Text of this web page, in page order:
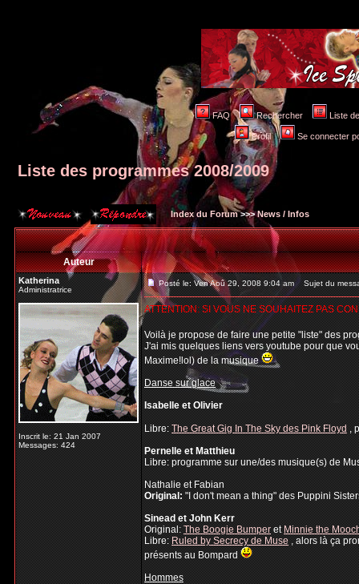
FAQ Rechercher Liste
Profil Se connecter
Liste des programmes 2008/2009
Index du Forum>>>News / Infos
Auteur
Katherina
Administratrice
Inscrit le: 21 Jan 2007
Messages: 424
Posté le: Ven Aoû 29, 2008 9:04 am Sujet du
ATTENTION: SI VOUS NE SOUHAITEZ PAS
Voilà je propose de faire une petite "liste" des
J'ai mis quelques liens vers youtube pour que
Maxime!lol) de la musique
Danse sur glace
Isabelle et Olivier
Libre:The Great Gig In The Sky des Pink Floyd,
Pernelle et Matthieu
Libre: programme sur une/des musique(s) de
Nathalie et Fabian
Original:"I don't mean a thing" des Puppini
Sinead et John Kerr
Original:The Boogie BumperetMinnie the
Libre:Ruled by Secrecy de Muse, alors là ça
présents au Bompard
Hommes